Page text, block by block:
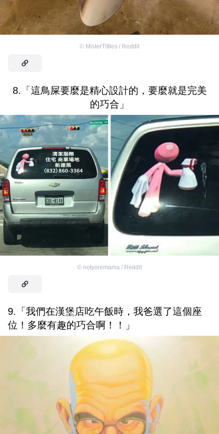
© MisterTittles / Reddit
8.「這鳥屎要麼是精心設計的，要麼就是完美
的巧合」
© notyoremama / Reddit
9.「我們在漢堡店吃午飯時，我爸選了這個座
位！多麼有趣的巧合啊！！」